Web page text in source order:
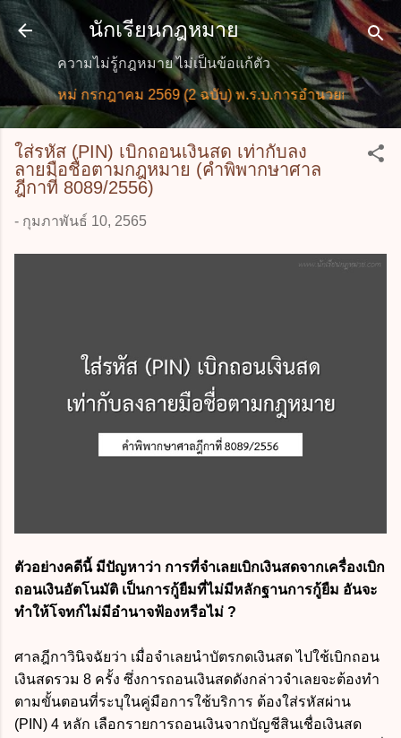
ข้ามไปที่เนื้อหาหลัก
นักเรียนกฎหมาย
ความไม่รู้กฎหมาย ไม่เป็นข้อแก้ตัว
ยใหม่ กรกฎาคม 2569 (2 ฉบับ) พ.ร.บ.การอำนวยการความส
ใส่รหัส (PIN) เบิกถอนเงินสด เท่ากับลง
ลายมือชื่อตามกฎหมาย (คำพิพากษาศาล
ฎีกาที่ 8089/2556)
- กุมภาพันธ์ 10, 2565
ตัวอย่างคดีนี้ มีปัญหาว่า การที่จำเลยเบิกเงินสดจากเครื่องเบิก
ถอนเงินอัตโนมัติ เป็นการกู้ยืมที่ไม่มีหลักฐานการกู้ยืม อันจะ
ทำให้โจทก์ไม่มีอำนาจฟ้องหรือไม่ ?
ศาลฎีกาวินิจฉัยว่า เมื่อจำเลยนำบัตรกดเงินสด ไปใช้เบิกถอน
เงินสดรวม 8 ครั้ง ซึ่งการถอนเงินสดดังกล่าวจำเลยจะต้องทำ
ตามขั้นตอนที่ระบุในคู่มือการใช้บริการ ต้องใส่รหัสผ่าน
(PIN) 4 หลัก เลือกรายการถอนเงินจากบัญชีสินเชื่อเงินสด